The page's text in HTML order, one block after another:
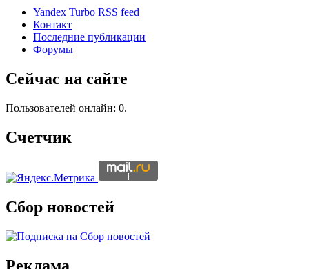
Yandex Turbo RSS feed
Контакт
Последние публикации
Форумы
Сейчас на сайте
Пользователей онлайн: 0.
Счетчик
Сбор новостей